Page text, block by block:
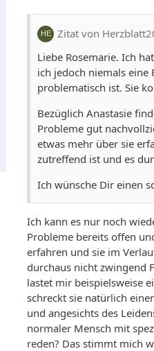
Zitat von
Liebe Rosemarie. Ich
ich jedoch niemals eine
problematisch ist. Sie
Bezüglich Anastasie
Probleme gut
etwas mehr über sie
zutreffend ist und es
Ich wünsche Dir einen
Ich kann es nur noch
Probleme bereits offen
erfahren und sie im
durchaus nicht zwingend
lastet mir beispielsweise
schreckt sie natürlich
und angesichts des
normaler Mensch mit
reden? Das stimmt mich